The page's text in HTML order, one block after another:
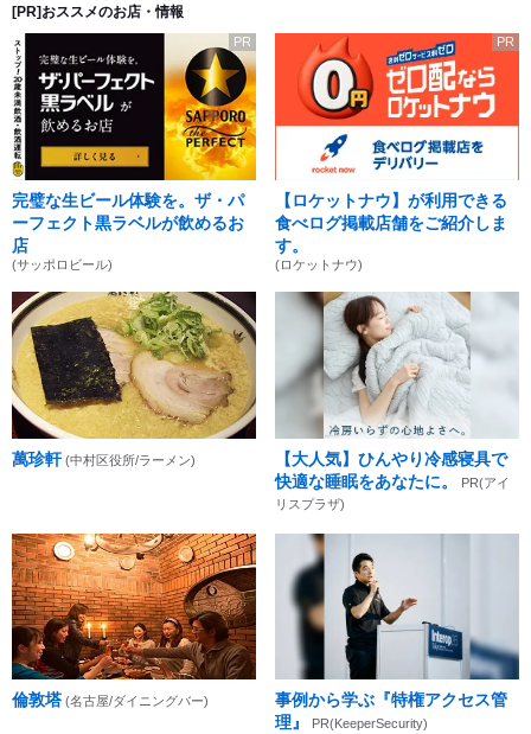
[PR]おススメのお店・情報
PR
完璧な生ビール体験を。ザ・パ
ーフェクト黒ラベルが飲めるお
店
(サッポロビール)
PR
【ロケットナウ】が利用できる
食べログ掲載店舗をご紹介しま
す。
(ロケットナウ)
萬珍軒 (中村区役所/ラーメン)
【大人気】ひんやり冷感寝具で
快適な睡眠をあなたに。
PR(アイ
リスプラザ)
倫敦塔 (名古屋/ダイニングバー)
事例から学ぶ『特権アクセス管
理』
PR(KeeperSecurity)